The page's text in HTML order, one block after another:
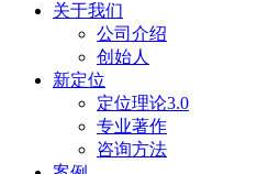
关于我们
公司介绍
创始人
新定位
定位理论3.0
专业著作
咨询方法